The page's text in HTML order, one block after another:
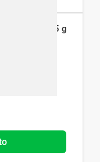
& Ready x 35 g